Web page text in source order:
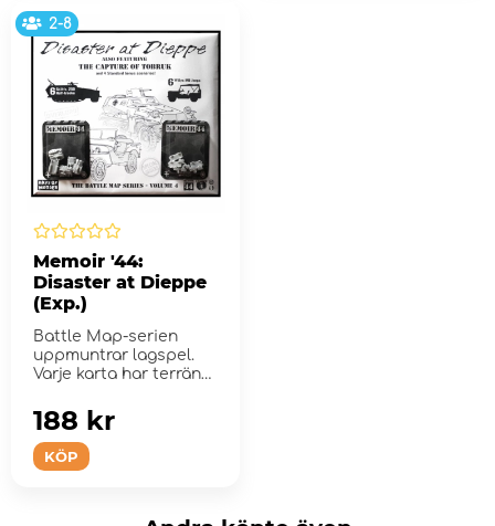
2-8
Memoir '44:
Disaster at Dieppe
(Exp.)
Battle Map-serien
uppmuntrar lagspel.
Varje karta har terräng,
KÖP
188 kr